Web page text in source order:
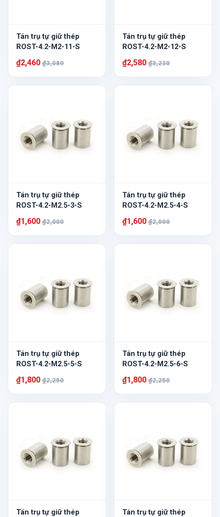
Tán trụ tự giữ thép
ROST-4.2-M2-11-S
₫2,460 ₫3,080
Tán trụ tự giữ thép
ROST-4.2-M2-12-S
₫2,580 ₫3,230
Tán trụ tự giữ thép
ROST-4.2-M2.5-3-S
₫1,600 ₫2,000
Tán trụ tự giữ thép
ROST-4.2-M2.5-4-S
₫1,600 ₫2,000
Tán trụ tự giữ thép
ROST-4.2-M2.5-5-S
₫1,800 ₫2,250
Tán trụ tự giữ thép
ROST-4.2-M2.5-6-S
₫1,800 ₫2,250
Tán trụ tự giữ thép
Tán trụ tự giữ thép